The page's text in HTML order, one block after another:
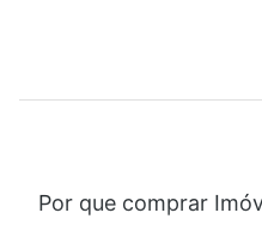
Por que comprar